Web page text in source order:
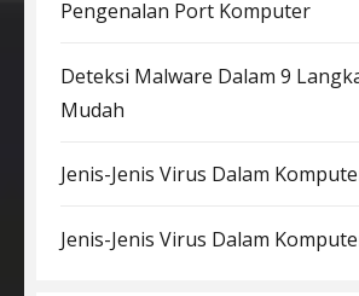
Pengenalan Port Komputer
Deteksi Malware Dalam 9
Mudah
Jenis-Jenis Virus Dalam
Jenis-Jenis Virus Dalam